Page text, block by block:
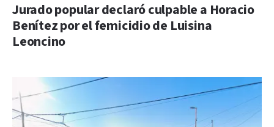
Jurado popular declaró culpable a Horacio
Benítez por el femicidio de Luisina
Leoncino